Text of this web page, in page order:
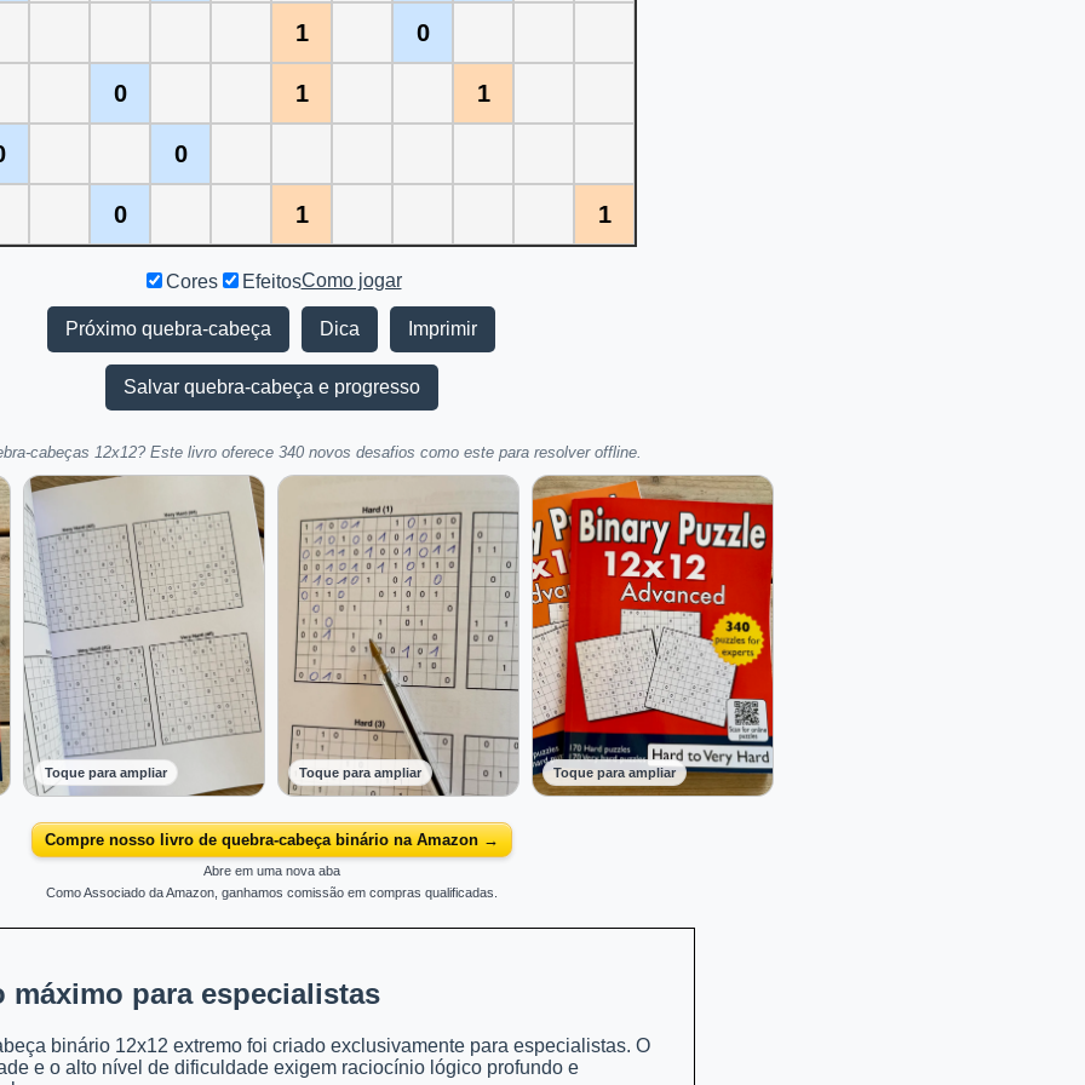
1 0
0 1 1
0
0 1 1
Cores EfeitosComo jogar
Próximo quebra-cabeça Dica Imprimir
Salvar quebra-cabeça e progresso
cabeças 12x12? Este livro oferece 340 novos desafios como este para resolver offline.
Toque para ampliar Toque para ampliar Toque para ampliar
Compre nosso livro de quebra-cabeça binário na Amazon →
Abre em uma nova aba
Como Associado da Amazon, ganhamos comissão em compras qualificadas.
máximo para especialistas
binário 12x12 extremo foi criado exclusivamente para especialistas. O
e o alto nível de dificuldade exigem raciocínio lógico profundo e